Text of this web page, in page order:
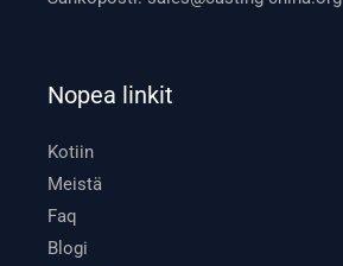
Nopea linkit
Kotiin
Meistä
Faq
Blogi